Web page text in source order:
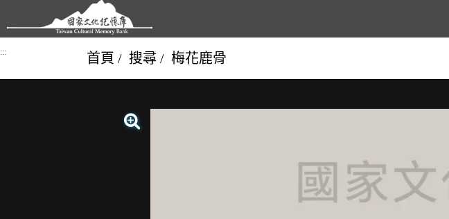
跳到主要內容區塊
::: 首頁 搜尋 梅花鹿骨